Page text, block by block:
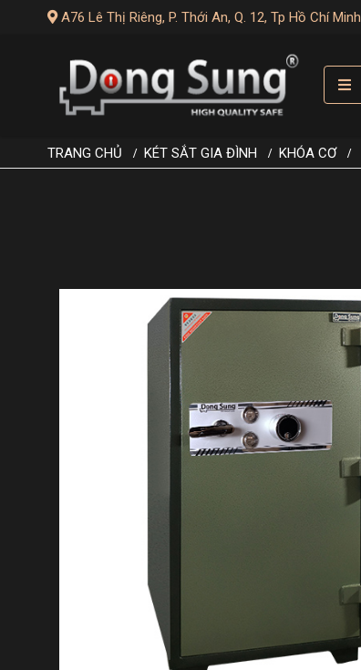
A76 Lê Thị Riêng, P. Thới An, Q. 12, Tp Hồ Chí Minh
TRANG CHỦ KÉT SẮT GIA ĐÌNH KHÓA CƠ